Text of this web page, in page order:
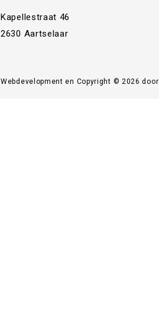
Kapellestraat 46
2630 Aartselaar
Webdevelopment en Copyright © 2026 door